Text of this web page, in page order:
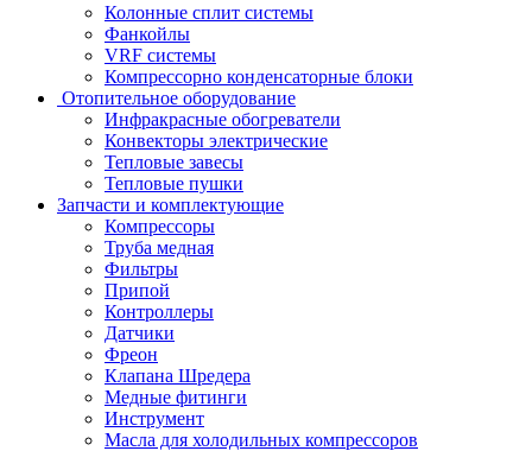
Колонные сплит системы
Фанкойлы
VRF системы
Компрессорно конденсаторные блоки
Отопительное оборудование
Инфракрасные обогреватели
Конвекторы электрические
Тепловые завесы
Тепловые пушки
Запчасти и комплектующие
Компрессоры
Труба медная
Фильтры
Припой
Контроллеры
Датчики
Фреон
Клапана Шредера
Медные фитинги
Инструмент
Масла для холодильных компрессоров